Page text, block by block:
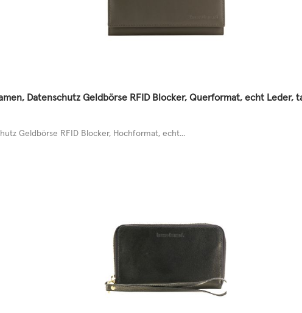
Datenschutz Geldbörse RFID Blocker, Querformat, echt Leder,
Geldbörse RFID Blocker, Hochformat, echt...